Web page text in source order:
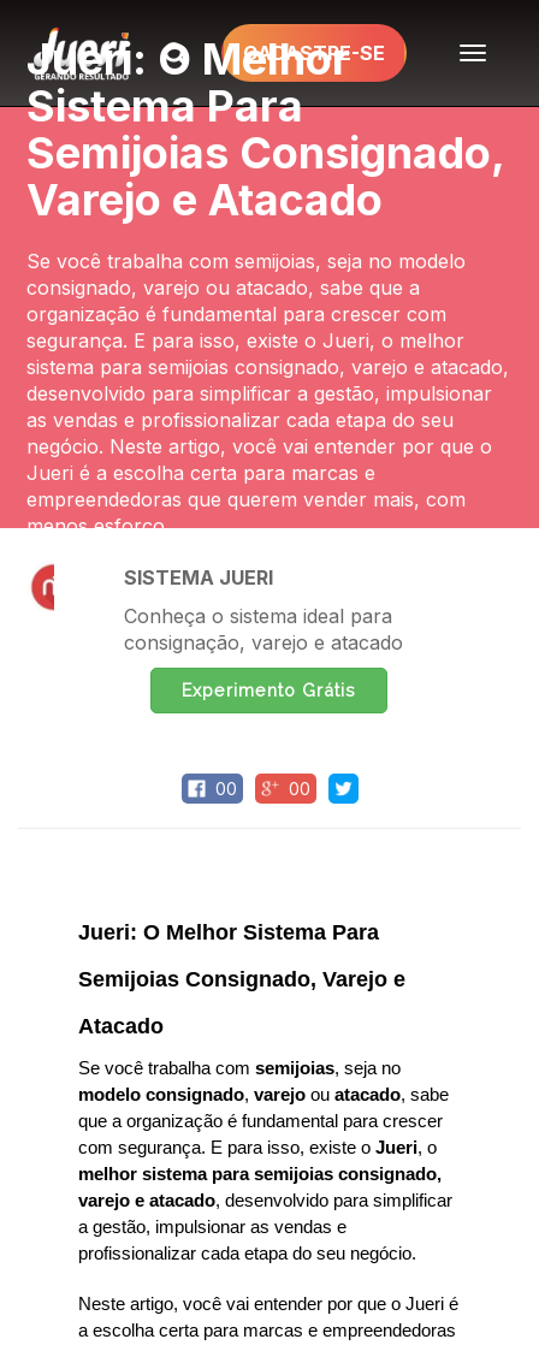
CADASTRE-SE
Jueri: O Melhor
Sistema Para
Semijoias Consignado,
Varejo e Atacado
Se você trabalha com semijoias, seja no modelo
consignado, varejo ou atacado, sabe que a
organização é fundamental para crescer com
segurança. E para isso, existe o Jueri, o melhor
sistema para semijoias consignado, varejo e atacado,
desenvolvido para simplificar a gestão, impulsionar
as vendas e profissionalizar cada etapa do seu
negócio. Neste artigo, você vai entender por que o
Jueri é a escolha certa para marcas e
empreendedoras que querem vender mais, com
menos esforço.
Publicado por Mídia Interativa
SISTEMA JUERI
Conheça o sistema ideal para
consignação, varejo e atacado
Experimento Grátis
00 00
Jueri: O Melhor Sistema Para
Semijoias Consignado, Varejo e
Atacado
Se você trabalha com semijoias, seja no
modelo consignado, varejo ou atacado, sabe
que a organização é fundamental para crescer
com segurança. E para isso, existe o Jueri, o
melhor sistema para semijoias consignado,
varejo e atacado, desenvolvido para simplificar
a gestão, impulsionar as vendas e
profissionalizar cada etapa do seu negócio.
Neste artigo, você vai entender por que o Jueri é
a escolha certa para marcas e empreendedoras